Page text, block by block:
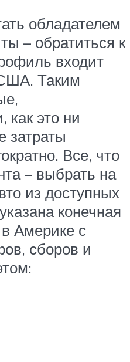
обладателем
– обратиться к
входит
Таким
как это ни
затраты
Все, что
– выбрать на
из доступных
конечная
Америке с
сборов и